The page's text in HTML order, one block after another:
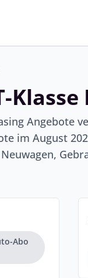
Angebote
im August
Abo